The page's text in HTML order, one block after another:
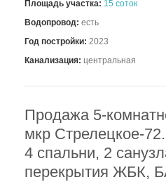
Площадь участка: 15 соток
Водопровод: есть
Год постройки: 2023
Канализация: центральная
Продажа 5-
мкр Стрелецкое-72.
4 спальни, 2
перекрытия ЖБК,